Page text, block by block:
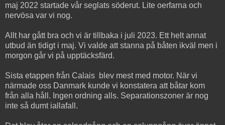
maj 2022 startade vår seglats söderut. Lite oerfarna och
nervösa var vi nog.
Allt har gått bra och vi är tillbaka i juli 2023. Ett helt annat
utbud än tidigt i maj. Vi valde att stanna på båten ikväl men i
morgon går vi på upptäcksfärd.
Sista etappen från Calais blev mest med motor. När vi
närmade oss Danmark kunde vi konstatera att båtar kom
från alla håll. Ingen ordning alls. Separationszoner är nog
inte så dumt iallafall.